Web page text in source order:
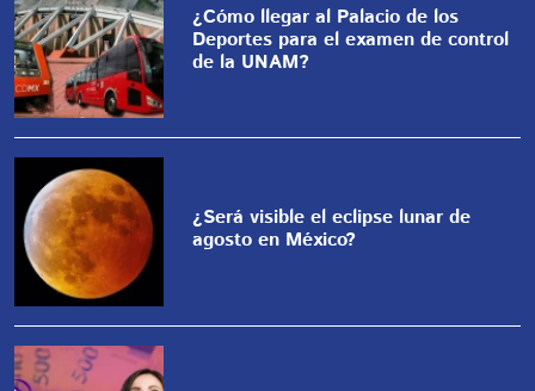
¿Cómo llegar al Palacio de los
Deportes para el examen de control
de la UNAM?
¿Será visible el eclipse lunar de
agosto en México?